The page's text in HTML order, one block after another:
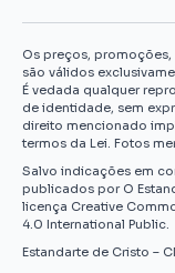
Os preços,
são válidos
É vedada qualquer
de identidade, sem
direito mencionado
termos da Lei. Fotos
Salvo indicações em
publicados por O
licença Creative
4.0 International Public.
Estandarte de Cristo –